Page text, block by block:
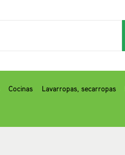
Cocinas ⁠Lavarropas, secarropas